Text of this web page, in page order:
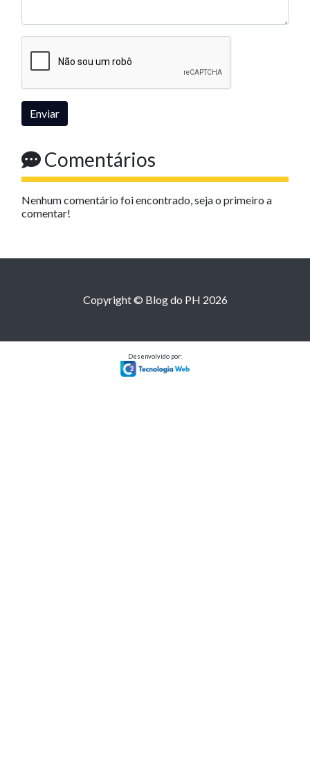
Enviar
Comentários
Nenhum comentário foi encontrado, seja o primeiro a
comentar!
Copyright © Blog do PH 2026
Desenvolvido por: